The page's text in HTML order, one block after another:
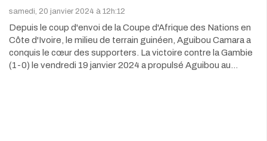
samedi, 20 janvier 2024 à 12h:12
Depuis le coup d'envoi de la Coupe d'Afrique des Nations en
Côte d'Ivoire, le milieu de terrain guinéen, Aguibou Camara a
conquis le cœur des supporters. La victoire contre la Gambie
(1-0) le vendredi 19 janvier 2024 a propulsé Aguibou au…